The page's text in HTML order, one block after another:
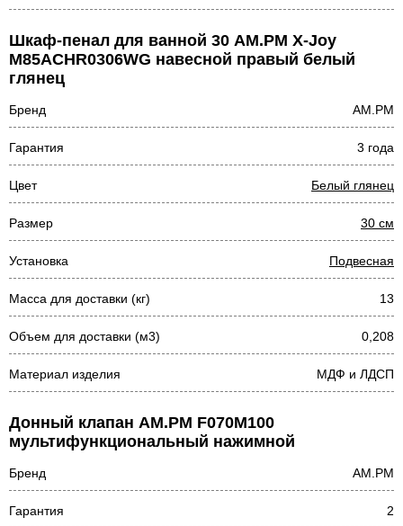
Шкаф-пенал для ванной 30 AM.PM X-Joy
M85ACHR0306WG навесной правый белый
глянец
Бренд AM.PM
Гарантия 3 года
Цвет Белый глянец
Размер 30 см
Установка Подвесная
Масса для доставки (кг) 13
Объем для доставки (м3) 0,208
Материал изделия МДФ и ЛДСП
Донный клапан AM.PM F070M100
мультифункциональный нажимной
Бренд AM.PM
Гарантия 2